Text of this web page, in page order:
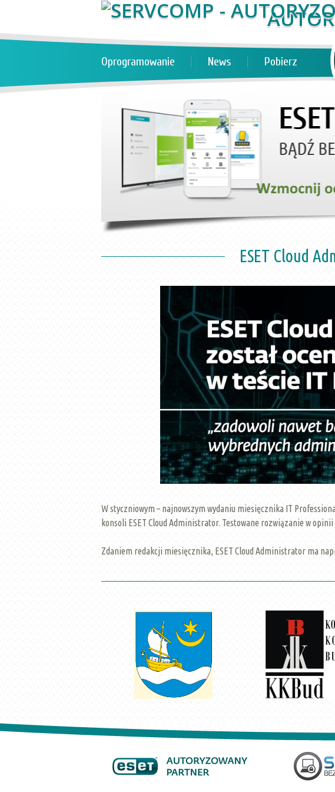
Oprogramowanie News Pobierz
ESET Cloud
W styczniowym – najnowszym wydaniu miesięcznika IT
konsoli ESET Cloud Administrator. Testowane rozwiązanie w
Zdaniem redakcji miesięcznika, ESET Cloud Administrator ma